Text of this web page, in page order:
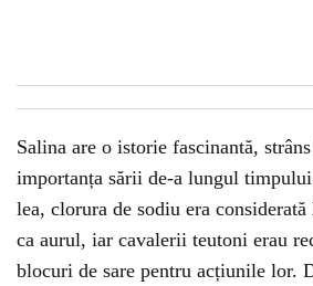
Salina are o istorie fascinantă,
importanța sării de-a lungul
lea, clorura de sodiu era
ca aurul, iar cavalerii teutoni erau
blocuri de sare pentru acțiunile lor.